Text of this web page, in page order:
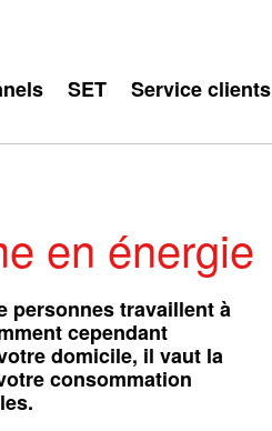
SET Service clients
en énergie
personnes travaillent à
cependant
domicile, il vaut la
consommation